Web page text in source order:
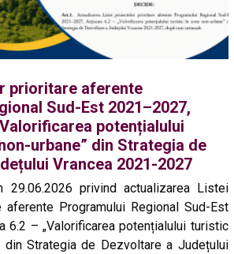
prioritare aferente
Sud-Est 2021–2027,
potențialului
urbane” din Strategia de
Vrancea 2021-2027
29.06.2026 privind actualizarea Listei
Programului Regional Sud-Est
6.2 – „Valorificarea potențialului turistic
din Strategia de Dezvoltare a Județului